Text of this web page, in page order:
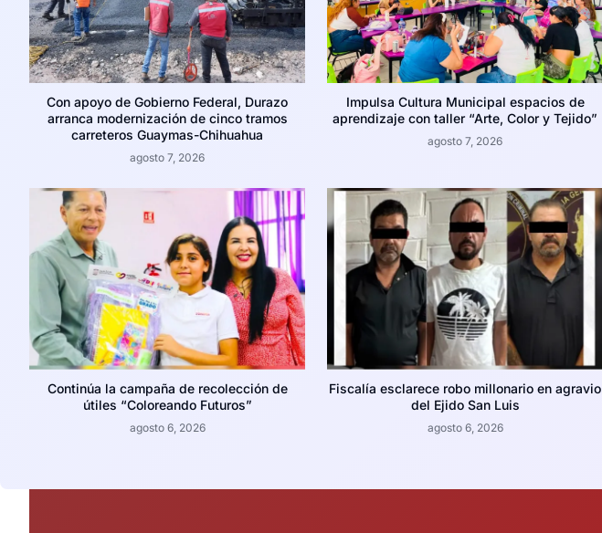
Con apoyo de Gobierno Federal, Durazo
arranca modernización de cinco tramos
carreteros Guaymas-Chihuahua
agosto 7, 2026
Impulsa Cultura Municipal espacios de
aprendizaje con taller “Arte, Color y Tejido”
agosto 7, 2026
Continúa la campaña de recolección de
útiles “Coloreando Futuros”
agosto 6, 2026
Fiscalía esclarece robo millonario en agravio
del Ejido San Luis
agosto 6, 2026